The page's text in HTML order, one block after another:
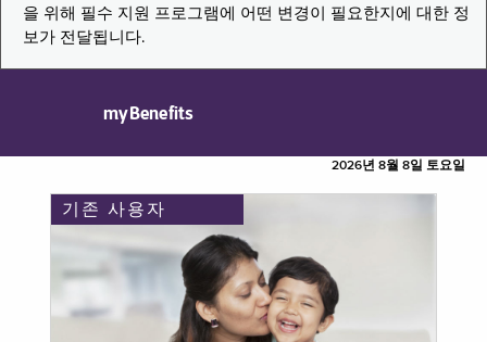
을 위해 필수 지원 프로그램에 어떤 변경이 필요한지에 대한 정
보가 전달됩니다.
myBenefits
2026년 8월 8일 토요일
기존 사용자